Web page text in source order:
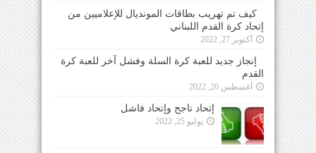
كيف تم تهريب بطاقات المونديال للإعلاميين من
إتحاد كرة القدم اللبناني
أكتوبر 27, 2022
إنجاز جديد للعبة كرة السلة وفشل آخر للعبة كرة
القدم
أغسطس 26, 2022
إتحاد ناجح وإتحاد فاشل
يوليو 25, 2022